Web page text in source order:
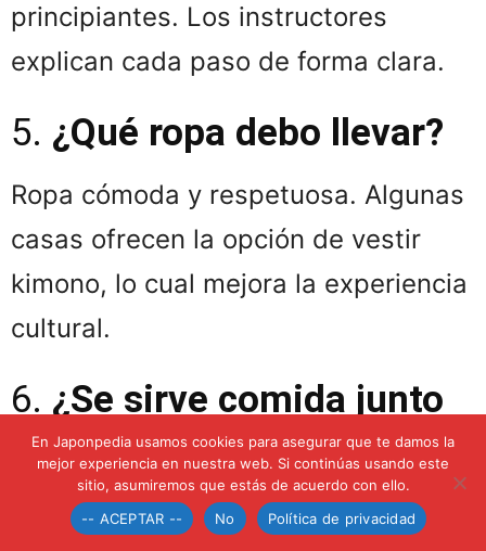
principiantes. Los instructores
explican cada paso de forma clara.
5. ¿Qué ropa debo llevar?
Ropa cómoda y respetuosa. Algunas
casas ofrecen la opción de vestir
kimono, lo cual mejora la experiencia
cultural.
6. ¿Se sirve comida junto
con el té?
En ceremonias turísticas suele
En Japonpedia usamos cookies para asegurar que te damos la
mejor experiencia en nuestra web. Si continúas usando este
sitio, asumiremos que estás de acuerdo con ello.
-- ACEPTAR --
No Política de privacidad